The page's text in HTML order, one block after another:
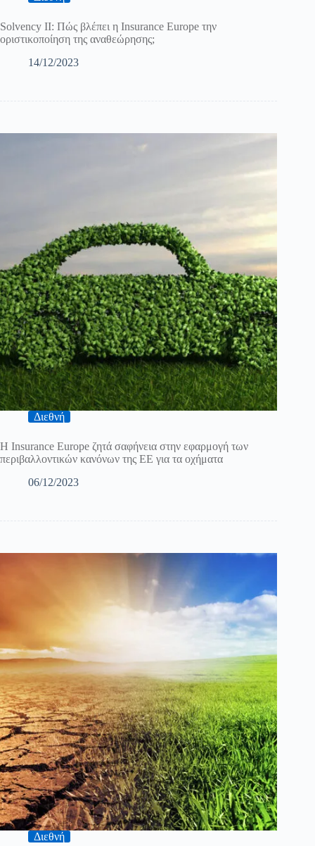
Solvency II: Πώς βλέπει η Insurance Europe την
οριστικοποίηση της αναθεώρησης;
14/12/2023
Διεθνή
Η Insurance Europe ζητά σαφήνεια στην εφαρμογή των
περιβαλλοντικών κανόνων της ΕΕ για τα οχήματα
06/12/2023
Διεθνή